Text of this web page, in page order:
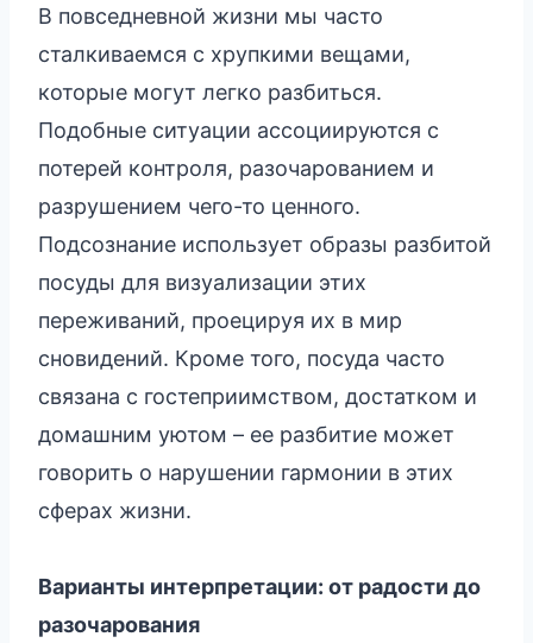
В повседневной жизни мы часто
сталкиваемся с хрупкими вещами,
которые могут легко разбиться.
Подобные ситуации ассоциируются с
потерей контроля, разочарованием и
разрушением чего-то ценного.
Подсознание использует образы разбитой
посуды для визуализации этих
переживаний, проецируя их в мир
сновидений. Кроме того, посуда часто
связана с гостеприимством, достатком и
домашним уютом – ее разбитие может
говорить о нарушении гармонии в этих
сферах жизни.
Варианты интерпретации: от радости до
разочарования